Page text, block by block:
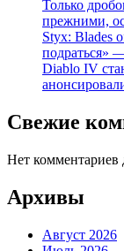
Только
прежними,
Styx: Blades
подраться»
Diablo IV
Свежие
Нет комментариев
Архивы
Август 2026